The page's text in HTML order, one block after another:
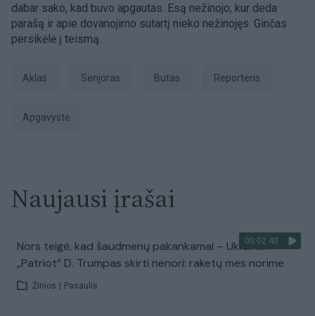
dabar sako, kad buvo apgautas. Esą nežinojo, kur deda
parašą ir apie dovanojimo sutartį nieko nežinojęs. Ginčas
persikėlė į teismą.
aklas senjoras Butas Reporteris
apgavystė
Naujausi įrašai
00:02:40
Nors teigė, kad šaudmenų pakankamai – Ukrainai
„Patriot“ D. Trumpas skirti nenori: raketų mes norime
Žinios Pasaulis